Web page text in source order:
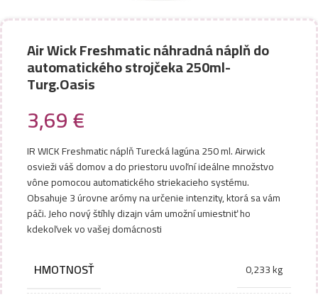
Air Wick Freshmatic náhradná náplň do
automatického strojčeka 250ml-
Turg.Oasis
3,69€
IR WICK Freshmatic náplň Turecká lagúna 250 ml. Airwick
osvieži váš domov a do priestoru uvoľní ideálne množstvo
vône pomocou automatického striekacieho systému.
Obsahuje 3 úrovne arómy na určenie intenzity, ktorá sa vám
páči. Jeho nový štíhly dizajn vám umožní umiestniť ho
kdekoľvek vo vašej domácnosti
HMOTNOSŤ 0,233 kg